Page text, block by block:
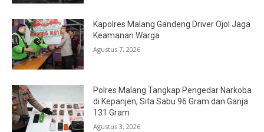
Kapolres Malang Gandeng Driver Ojol Jaga
Keamanan Warga
Agustus 7, 2026
Polres Malang Tangkap Pengedar Narkoba
di Kepanjen, Sita Sabu 96 Gram dan Ganja
131 Gram
Agustus 3, 2026